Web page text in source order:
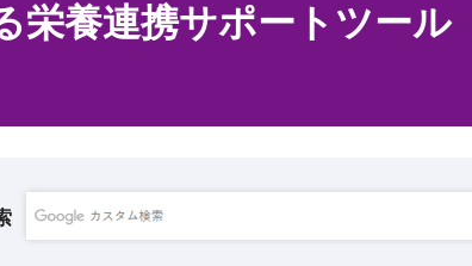
栄養連携サポートツール